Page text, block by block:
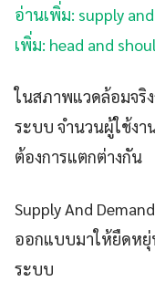
อ่านเพิ่ม: supply
เพิ่ม: head and
ในสภาพแวดล้อมจริ
ระบบ จำนวนผู้ใช้ง
ต้องการแตกต่างกัน
Supply And
ออกแบบมาให้ยืดหยุ่
ระบบ